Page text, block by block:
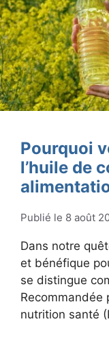
Pourquoi
l’huile de
8 août
Dans notre
et bénéfique
se distingue
Recommandée
nutrition santé